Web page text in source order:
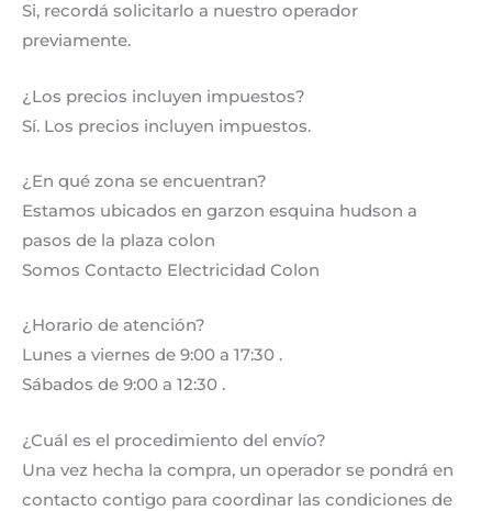
Si, recordá solicitarlo a nuestro operador
previamente.
¿Los precios incluyen impuestos?
Sí. Los precios incluyen impuestos.
¿En qué zona se encuentran?
Estamos ubicados en garzon esquina hudson a
pasos de la plaza colon
Somos Contacto Electricidad Colon
¿Horario de atención?
Lunes a viernes de 9:00 a 17:30 .
Sábados de 9:00 a 12:30 .
¿Cuál es el procedimiento del envío?
Una vez hecha la compra, un operador se pondrá en
contacto contigo para coordinar las condiciones de